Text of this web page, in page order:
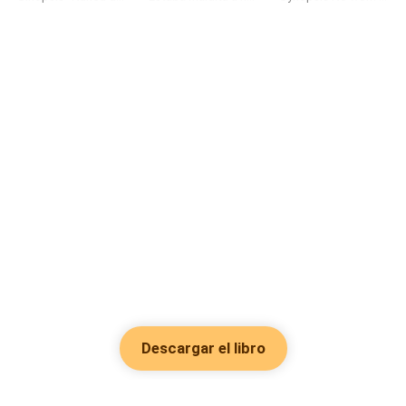
Descargar el libro